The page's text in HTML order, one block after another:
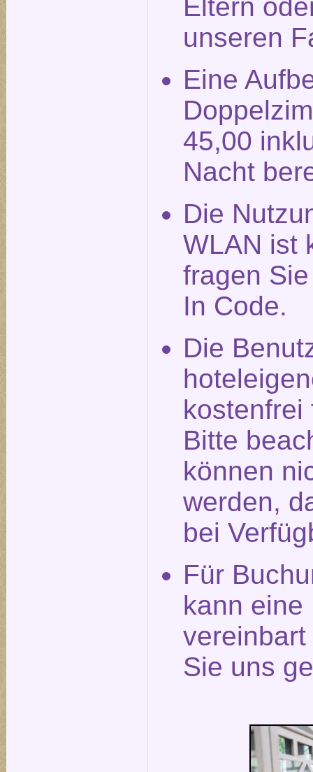
Eltern
unseren
Eine
45,00
Nacht
Die
WLAN ist
fragen
In Code.
Die
kostenfrei
Bitte
können
werden,
bei
Für
kann eine
Sie uns